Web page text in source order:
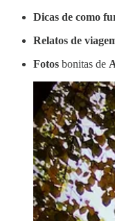
Dicas de como
Relatos de
Fotos bonitas de